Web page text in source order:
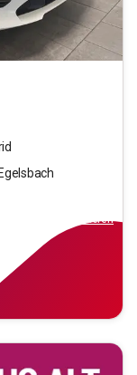
finanzieren